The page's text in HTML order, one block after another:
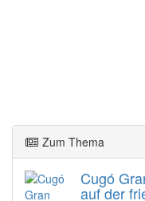
Zum Thema
Cugó
auf der